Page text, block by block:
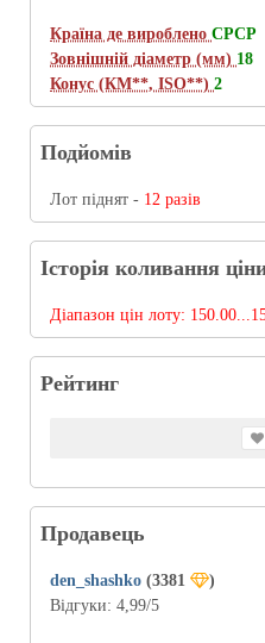
Країна де вироблено СРСР
Зовнішній діаметр (мм) 18
Конус (КМ**, ISO**) 2
Подйомів
Лот піднят - 12 разів
Історія коливання
Діапазон цін лоту:
Рейтинг
Продавець
den_shashko (3381
)
Відгуки: 4,99/5